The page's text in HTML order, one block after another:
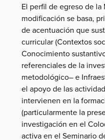
El perfil de egreso de
modificación se basa,
de acentuación que
curricular (Contextos
Conocimiento
referenciales de la
metodológico– e
el apoyo de las
intervienen en la
(particularmente la
investigación en el
activa en el Seminario